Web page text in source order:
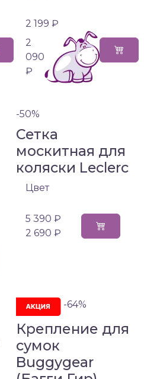
2 199 ₽
2
090
₽
-50%
Сетка
москитная для
коляски Leclerc
Цвет
5 390 ₽
2 690 ₽
-64%
Крепление для
сумок
Buggygear